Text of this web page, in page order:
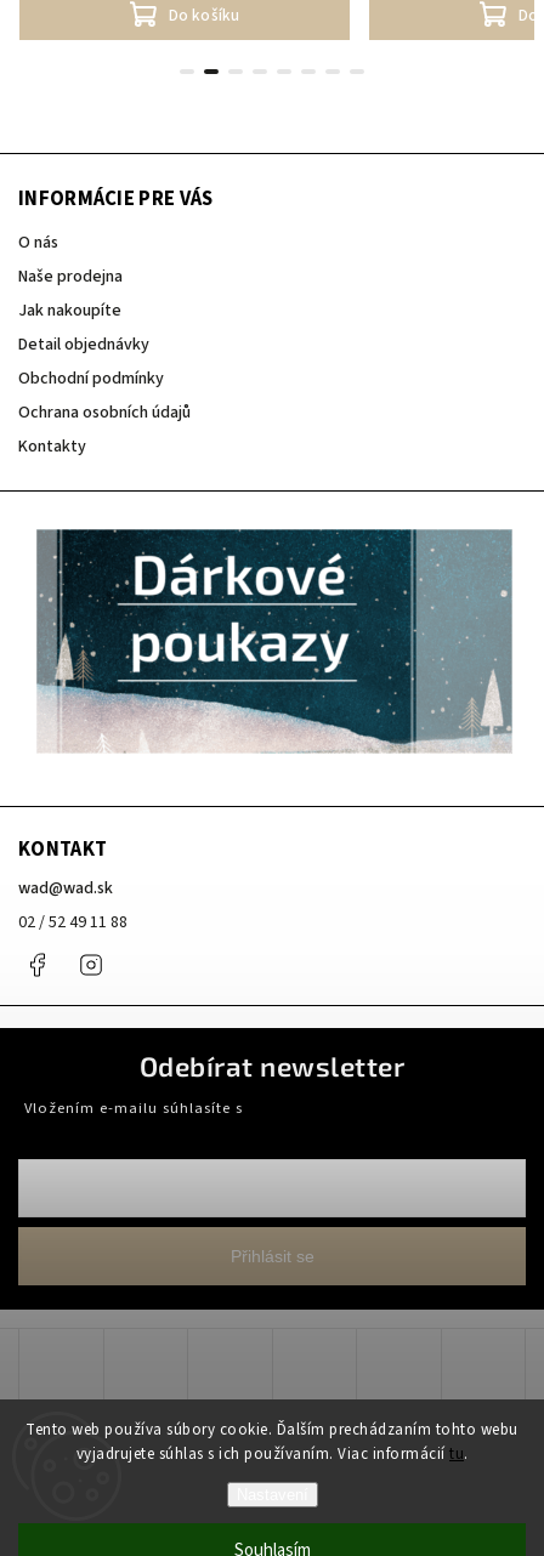
Tento web používa súbory cookie. Ďalším prechádzaním tohto webu
vyjadrujete súhlas s ich používaním. Viac informácií tu.
Souhlasím
Do košíku Do
INFORMÁCIE PRE VÁS
O nás
Naše prodejna
Jak nakoupíte
Detail objednávky
Obchodní podmínky
Ochrana osobních údajů
Kontakty
KONTAKT
wad@wad.sk
02 / 52 49 11 88
Facebook
Odebírat newsletter
Vložením e-mailu súhlasíte s
Přihlásit se
Vytvořil Shoptet
Copyright 2026 WADART, s.r.o. . Všechna práva vyhrazena.
Grafický návrh vytvořil a nakódoval